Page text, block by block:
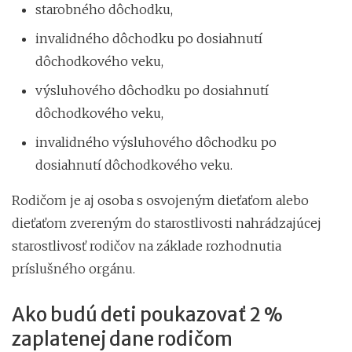
starobného dôchodku,
invalidného dôchodku po dosiahnutí
dôchodkového veku,
výsluhového dôchodku po dosiahnutí
dôchodkového veku,
invalidného výsluhového dôchodku po
dosiahnutí dôchodkového veku.
Rodičom je aj osoba s osvojeným dieťaťom alebo
dieťaťom zvereným do starostlivosti nahrádzajúcej
starostlivosť rodičov na základe rozhodnutia
príslušného orgánu.
Ako budú deti poukazovať 2 %
zaplatenej dane rodičom